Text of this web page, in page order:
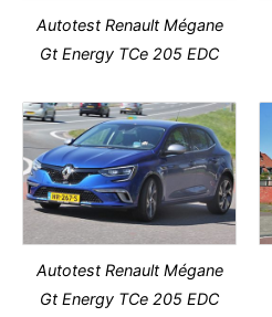
Autotest Renault Mégane
Gt Energy TCe 205 EDC
Autotest Renault Mégane
Gt Energy TCe 205 EDC